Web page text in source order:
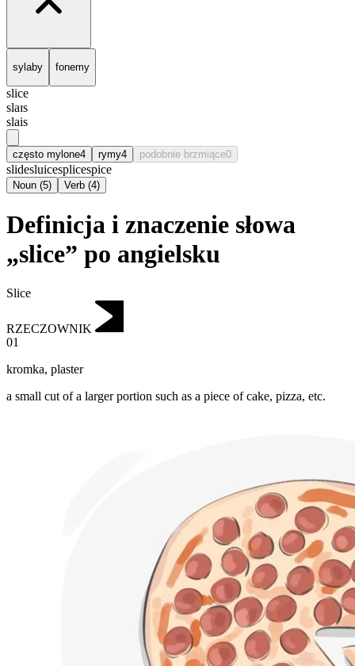
sylaby fonemy
slice
slaɪs
slais
często mylone4 rymy4 podobnie brzmiące0
slidesluicesplicespice
Noun (5) Verb (4)
Definicja i znaczenie słowa
„slice” po angielsku
Slice
RZECZOWNIK
01
kromka, plaster
a small cut of a larger portion such as a piece of cake, pizza, etc.